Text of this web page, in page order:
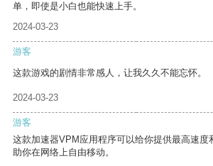
单，即使是小白也能快速上手。
2024-03-23
游客
这款游戏的剧情非常感人，让我久久不能忘怀。
2024-03-23
游客
这款加速器VPM应用程序可以给你提供最高速度
助你在网络上自由移动。